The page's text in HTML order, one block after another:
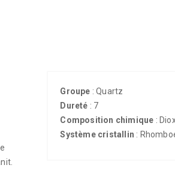
Groupe : Quartz
Dureté : 7
Composition chimique :
Système cristallin :